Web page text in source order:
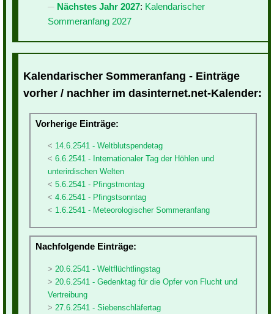
Nächstes Jahr 2027: Kalendarischer
Sommeranfang 2027
Kalendarischer Sommeranfang - Einträge
vorher / nachher im dasinternet.net-Kalender:
Vorherige Einträge:
14.6.2541 - Weltblutspendetag
6.6.2541 - Internationaler Tag der Höhlen und
unterirdischen Welten
5.6.2541 - Pfingstmontag
4.6.2541 - Pfingstsonntag
1.6.2541 - Meteorologischer Sommeranfang
Nachfolgende Einträge:
20.6.2541 - Weltflüchtlingstag
20.6.2541 - Gedenktag für die Opfer von Flucht und
Vertreibung
27.6.2541 - Siebenschläfertag